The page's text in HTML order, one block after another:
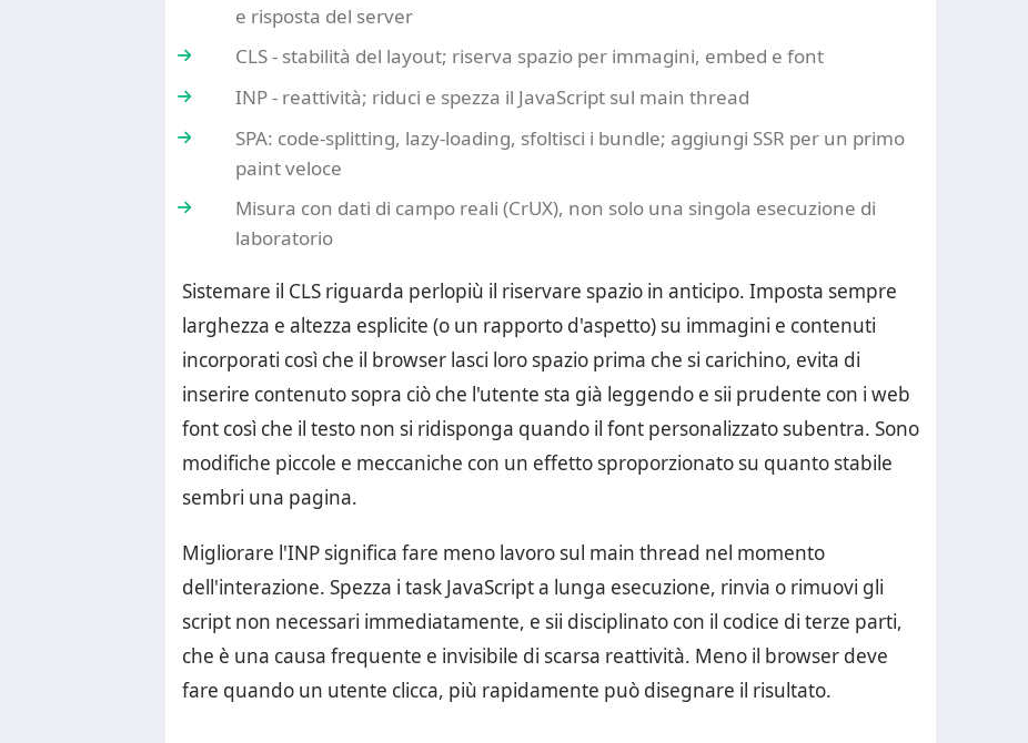
e risposta del server
CLS - stabilità del layout; riserva spazio per immagini, embed e font
INP - reattività; riduci e spezza il JavaScript sul main thread
SPA: code-splitting, lazy-loading, sfoltisci i bundle; aggiungi SSR per un primo
paint veloce
Misura con dati di campo reali (CrUX), non solo una singola esecuzione di
laboratorio
Sistemare il CLS riguarda perlopiù il riservare spazio in anticipo. Imposta sempre
larghezza e altezza esplicite (o un rapporto d'aspetto) su immagini e contenuti
incorporati così che il browser lasci loro spazio prima che si carichino, evita di
inserire contenuto sopra ciò che l'utente sta già leggendo e sii prudente con i web
font così che il testo non si ridisponga quando il font personalizzato subentra. Sono
modifiche piccole e meccaniche con un effetto sproporzionato su quanto stabile
sembri una pagina.
Migliorare l'INP significa fare meno lavoro sul main thread nel momento
dell'interazione. Spezza i task JavaScript a lunga esecuzione, rinvia o rimuovi gli
script non necessari immediatamente, e sii disciplinato con il codice di terze parti,
che è una causa frequente e invisibile di scarsa reattività. Meno il browser deve
fare quando un utente clicca, più rapidamente può disegnare il risultato.